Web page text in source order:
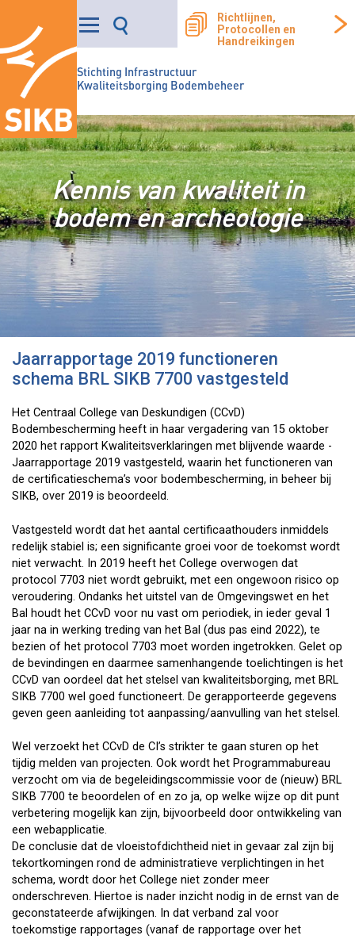
Stichting Infrastructuur
Kwaliteitsborging Bodembeheer
Richtlijnen,
Protocollen en
Handreikingen
Kennis van kwaliteit in
bodem en archeologie
Jaarrapportage 2019 functioneren
schema BRL SIKB 7700 vastgesteld
Het Centraal College van Deskundigen (CCvD)
Bodembescherming heeft in haar vergadering van 15 oktober
2020 het rapport Kwaliteitsverklaringen met blijvende waarde -
Jaarrapportage 2019 vastgesteld, waarin het functioneren van
de certificatieschema’s voor bodembescherming, in beheer bij
SIKB, over 2019 is beoordeeld.
Vastgesteld wordt dat het aantal certificaathouders inmiddels
redelijk stabiel is; een significante groei voor de toekomst wordt
niet verwacht. In 2019 heeft het College overwogen dat
protocol 7703 niet wordt gebruikt, met een ongewoon risico op
veroudering. Ondanks het uitstel van de Omgevingswet en het
Bal houdt het CCvD voor nu vast om periodiek, in ieder geval 1
jaar na in werking treding van het Bal (dus pas eind 2022), te
bezien of het protocol 7703 moet worden ingetrokken. Gelet op
de bevindingen en daarmee samenhangende toelichtingen is het
CCvD van oordeel dat het stelsel van kwaliteitsborging, met BRL
SIKB 7700 wel goed functioneert. De gerapporteerde gegevens
geven geen aanleiding tot aanpassing/aanvulling van het stelsel.
Wel verzoekt het CCvD de CI’s strikter te gaan sturen op het
tijdig melden van projecten. Ook wordt het Programmabureau
verzocht om via de begeleidingscommissie voor de (nieuw) BRL
SIKB 7700 te beoordelen of en zo ja, op welke wijze op dit punt
verbetering mogelijk kan zijn, bijvoorbeeld door ontwikkeling van
een webapplicatie.
De conclusie dat de vloeistofdichtheid niet in gevaar zal zijn bij
tekortkomingen rond de administratieve verplichtingen in het
schema, wordt door het College niet zonder meer
onderschreven. Hiertoe is nader inzicht nodig in de ernst van de
geconstateerde afwijkingen. In dat verband zal voor
toekomstige rapportages (vanaf de rapportage over het